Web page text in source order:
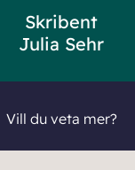
Skribent
Julia Sehr
Vill du veta mer?